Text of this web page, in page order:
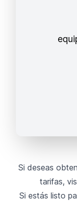
Si deseas
tarifas,
Si estás listo